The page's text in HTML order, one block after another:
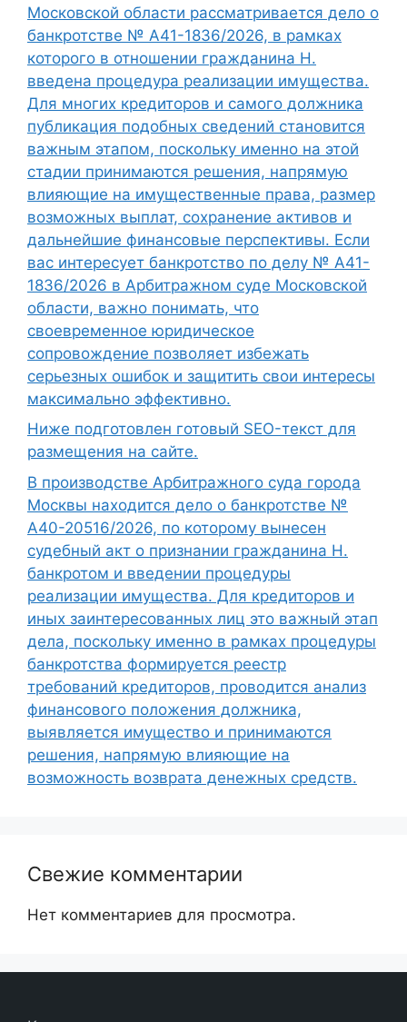
Московской области рассматривается дело о
банкротстве № А41-1836/2026, в рамках
которого в отношении гражданина Н.
введена процедура реализации имущества.
Для многих кредиторов и самого должника
публикация подобных сведений становится
важным этапом, поскольку именно на этой
стадии принимаются решения, напрямую
влияющие на имущественные права, размер
возможных выплат, сохранение активов и
дальнейшие финансовые перспективы. Если
вас интересует банкротство по делу № А41-
1836/2026 в Арбитражном суде Московской
области, важно понимать, что
своевременное юридическое
сопровождение позволяет избежать
серьезных ошибок и защитить свои интересы
максимально эффективно.
Ниже подготовлен готовый SEO-текст для
размещения на сайте.
В производстве Арбитражного суда города
Москвы находится дело о банкротстве №
А40-20516/2026, по которому вынесен
судебный акт о признании гражданина Н.
банкротом и введении процедуры
реализации имущества. Для кредиторов и
иных заинтересованных лиц это важный этап
дела, поскольку именно в рамках процедуры
банкротства формируется реестр
требований кредиторов, проводится анализ
финансового положения должника,
выявляется имущество и принимаются
решения, напрямую влияющие на
возможность возврата денежных средств.
Свежие комментарии
Нет комментариев для просмотра.